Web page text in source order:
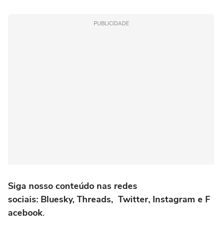
PUBLICIDADE
Siga nosso conteúdo nas redes
sociais: Bluesky, Threads, Twitter, Instagram e F
acebook.